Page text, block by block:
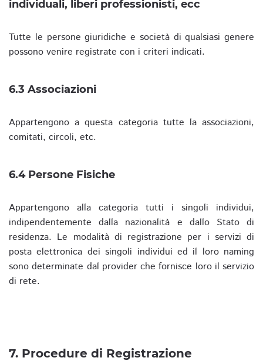
individuali, liberi professionisti, ecc
Tutte le persone giuridiche e società di qualsiasi genere
possono venire registrate con i criteri indicati.
6.3 Associazioni
Appartengono a questa categoria tutte la associazioni,
comitati, circoli, etc.
6.4 Persone Fisiche
Appartengono alla categoria tutti i singoli individui,
indipendentemente dalla nazionalità e dallo Stato di
residenza. Le modalità di registrazione per i servizi di
posta elettronica dei singoli individui ed il loro naming
sono determinate dal provider che fornisce loro il servizio
di rete.
7. Procedure di Registrazione